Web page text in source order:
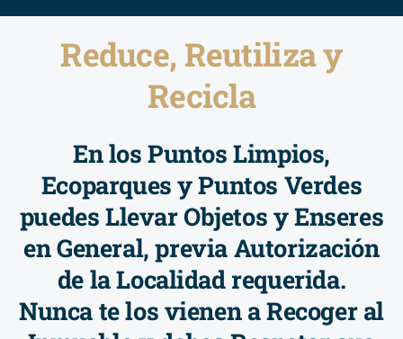
Reduce, Reutiliza y
Recicla
En los Puntos Limpios,
Ecoparques y Puntos Verdes
puedes Llevar Objetos y Enseres
en General, previa Autorización
de la Localidad requerida.
Nunca te los vienen a Recoger al